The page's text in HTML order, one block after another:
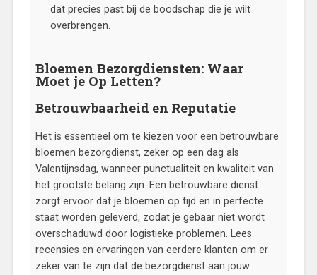
dat precies past bij de boodschap die je wilt
overbrengen.
Bloemen Bezorgdiensten: Waar
Moet je Op Letten?
Betrouwbaarheid en Reputatie
Het is essentieel om te kiezen voor een betrouwbare
bloemen bezorgdienst, zeker op een dag als
Valentijnsdag, wanneer punctualiteit en kwaliteit van
het grootste belang zijn. Een betrouwbare dienst
zorgt ervoor dat je bloemen op tijd en in perfecte
staat worden geleverd, zodat je gebaar niet wordt
overschaduwd door logistieke problemen. Lees
recensies en ervaringen van eerdere klanten om er
zeker van te zijn dat de bezorgdienst aan jouw